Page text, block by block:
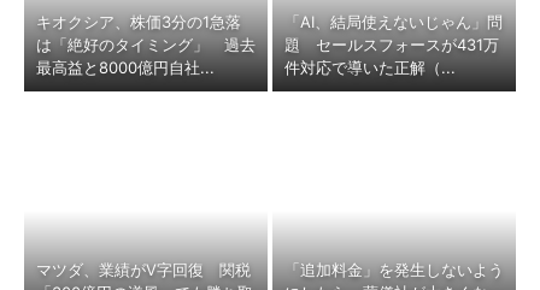
キオクシア、株価3分の1急落
は「絶好のタイミング」 過去
最高益と8000億円自社...
「AI、結局使えないじゃん」問
題 セールスフォースが431万
件対応で導いた正解（...
マツダ、業績がV字回復 関税
「追加料金」を発生しないよう